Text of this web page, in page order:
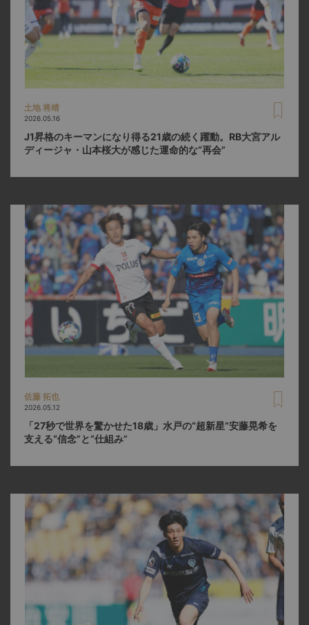
土地 将靖
2026.05.16
J1昇格のキーマンになり得る21歳の続く躍動。RB大宮アル
ディージャ・山本桜大が感じた運命的な“再会”
佐藤 拓也
2026.05.12
「27秒で世界を驚かせた18歳」水戸の“超新星”安藤晃希を
支える“信念”と“仕組み”